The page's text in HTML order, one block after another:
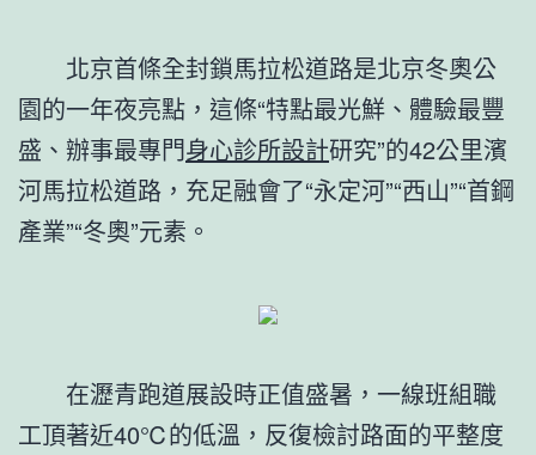
北京首條全封鎖馬拉松道路是北京冬奧公
園的一年夜亮點，這條“特點最光鮮、體驗最豐
盛、辦事最專門身心診所設計研究”的42公里濱
河馬拉松道路，充足融會了“永定河”“西山”“首鋼
產業”“冬奧”元素。
在瀝青跑道展設時正值盛暑，一線班組職
工頂著近40℃的低溫，反復檢討路面的平整度